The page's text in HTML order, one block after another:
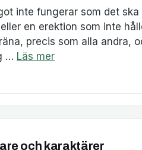
inte fungerar som det ska
en erektion som inte
precis som alla andra,
… Läs mer
och karaktärer